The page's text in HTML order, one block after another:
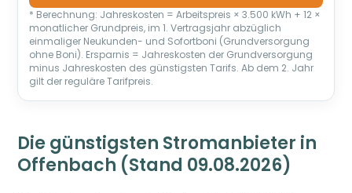
* Berechnung: Jahreskosten = Arbeitspreis × 3.500 kWh + 12 ×
monatlicher Grundpreis, im 1. Vertragsjahr abzüglich
einmaliger Neukunden- und Sofortboni (Grundversorgung
ohne Boni). Ersparnis = Jahreskosten der Grundversorgung
minus Jahreskosten des günstigsten Tarifs. Ab dem 2. Jahr
gilt der reguläre Tarifpreis.
Die günstigsten Stromanbieter in
Offenbach (Stand 09.08.2026)